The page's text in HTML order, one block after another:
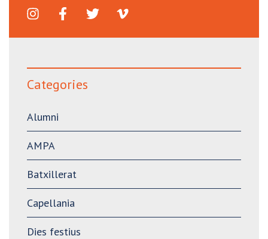
Categories
Alumni
AMPA
Batxillerat
Capellania
Dies festius